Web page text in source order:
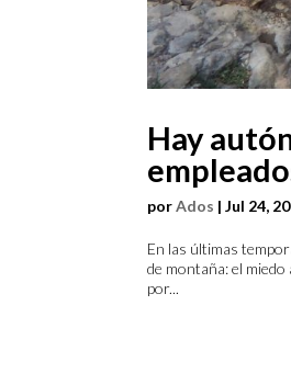
Hay
porAdos |Jul 24,
En las últimas
de montaña: el
por...